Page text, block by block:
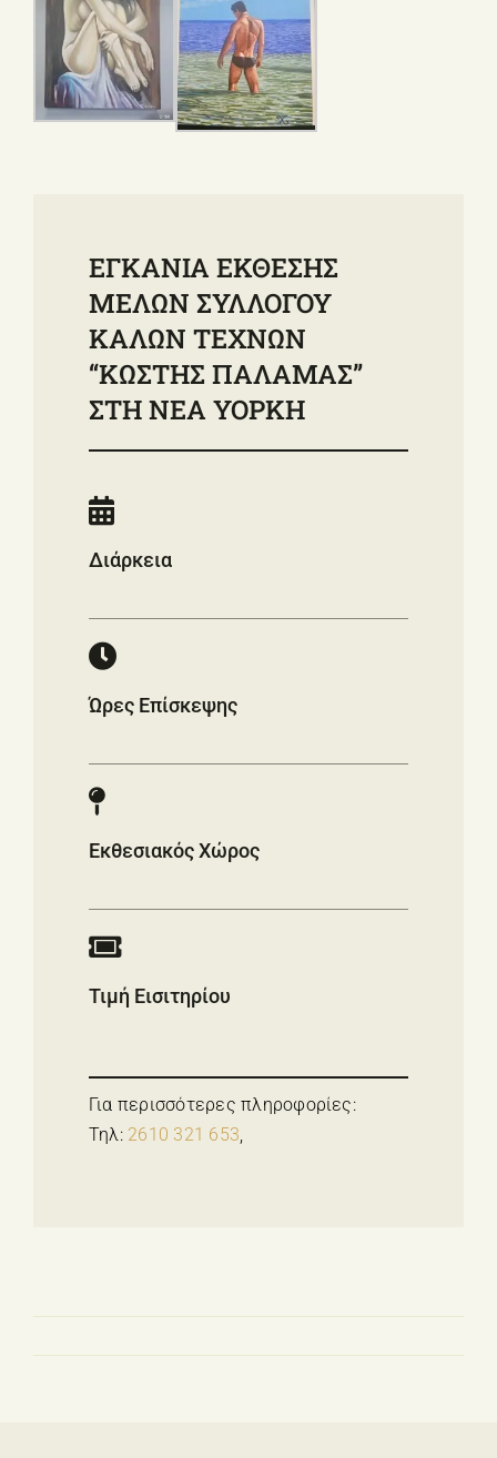
ΕΓΚΑΝΙΑ ΕΚΘΕΣΗΣ
ΜΕΛΩΝ ΣΥΛΛΟΓΟΥ
ΚΑΛΩΝ ΤΕΧΝΩΝ
“ΚΩΣΤΗΣ ΠΑΛΑΜΑΣ”
ΣΤΗ ΝΕΑ ΥΟΡΚΗ
Διάρκεια
Ώρες Επίσκεψης
Εκθεσιακός Χώρος
Τιμή Εισιτηρίου
Για περισσότερες πληροφορίες:
Τηλ: 2610 321 653